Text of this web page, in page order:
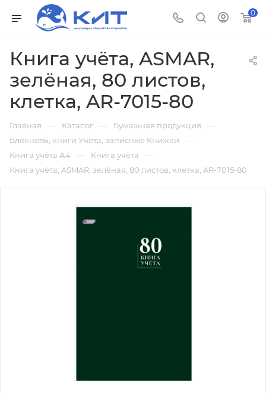
0
Книга учёта, ASMAR,
зелёная, 80 листов,
клетка, AR-7015-80
Главная — Каталог — Бумажная продукция —
Блокноты, книги Учёта, записные Книжки —
Книга учёта А4 — Книга учёта —
Книга учёта, ASMAR, зелёная, 80 листов, клетка, AR-7015-80